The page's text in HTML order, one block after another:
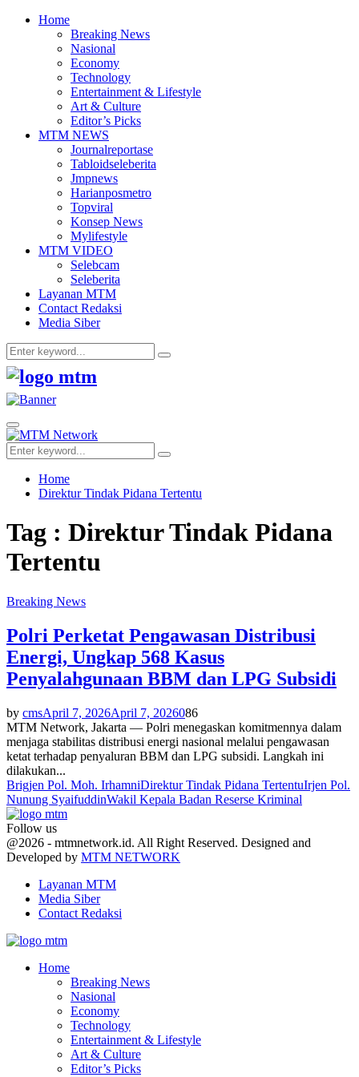
Home
Breaking News
Nasional
Economy
Technology
Entertainment & Lifestyle
Art & Culture
Editor’s Picks
MTM NEWS
Journalreportase
Tabloidseleberita
Jmpnews
Harianposmetro
Topviral
Konsep News
Mylifestyle
MTM VIDEO
Selebcam
Seleberita
Layanan MTM
Contact Redaksi
Media Siber
Search
for:
Search
Facebook
Twitter
Youtube
Primary
Menu
Search
for:
Search
Home
Direktur Tindak Pidana Tertentu
Tag : Direktur Tindak Pidana
Tertentu
Breaking News
Polri Perketat Pengawasan Distribusi
Energi, Ungkap 568 Kasus
Penyalahgunaan BBM dan LPG Subsidi
by cmsApril 7, 2026April 7, 2026086
MTM Network, Jakarta — Polri menegaskan komitmennya dalam
menjaga stabilitas distribusi energi nasional melalui pengawasan
ketat terhadap penyaluran BBM dan LPG subsidi. Langkah ini
dilakukan...
Brigjen Pol. Moh. IrhamniDirektur Tindak Pidana TertentuIrjen Pol.
Nunung SyaifuddinWakil Kepala Badan Reserse Kriminal
Follow us
Facebook
Twitter
Youtube
@2026 - mtmnetwork.id. All Right Reserved. Designed and
Developed by MTM NETWORK
Layanan MTM
Media Siber
Contact Redaksi
Home
Breaking News
Nasional
Economy
Technology
Entertainment & Lifestyle
Art & Culture
Editor’s Picks